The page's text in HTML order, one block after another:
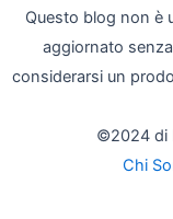
Questo blog non è
aggiornato
considerarsi un
©2024 di
Chi